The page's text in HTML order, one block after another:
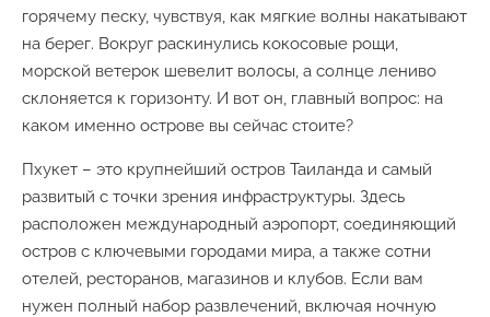
горячему песку, чувствуя, как мягкие волны накатывают
на берег. Вокруг раскинулись кокосовые рощи,
морской ветерок шевелит волосы, а солнце лениво
склоняется к горизонту. И вот он, главный вопрос: на
каком именно острове вы сейчас стоите?
Пхукет – это крупнейший остров Таиланда и самый
развитый с точки зрения инфраструктуры. Здесь
расположен международный аэропорт, соединяющий
остров с ключевыми городами мира, а также сотни
отелей, ресторанов, магазинов и клубов. Если вам
нужен полный набор развлечений, включая ночную